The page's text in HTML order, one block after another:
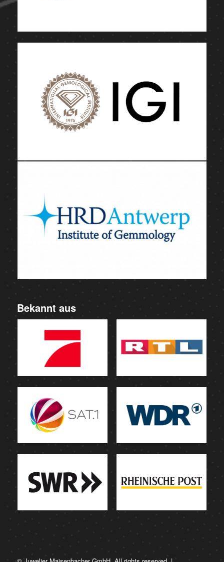
Bekannt aus